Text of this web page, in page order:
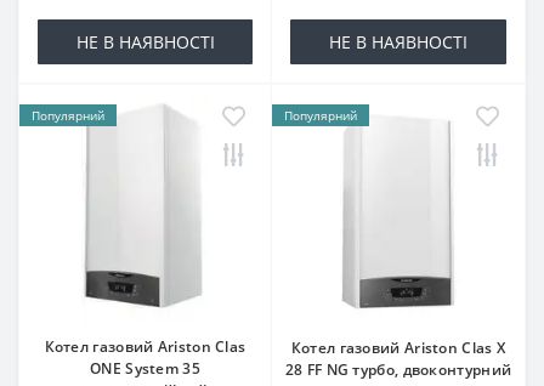
НЕ В НАЯВНОСТІ НЕ В НАЯВНОСТІ
Популярний
Котел газовий Ariston Clas
ONE System 35
Популярний
Котел газовий Ariston Clas X
28 FF NG турбо, двоконтурний